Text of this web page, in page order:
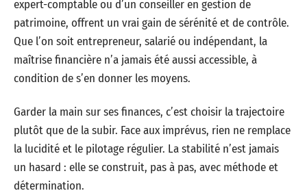
expert-comptable ou d’un conseiller en gestion de
patrimoine, offrent un vrai gain de sérénité et de contrôle.
Que l’on soit entrepreneur, salarié ou indépendant, la
maîtrise financière n’a jamais été aussi accessible, à
condition de s’en donner les moyens.
Garder la main sur ses finances, c’est choisir la trajectoire
plutôt que de la subir. Face aux imprévus, rien ne remplace
la lucidité et le pilotage régulier. La stabilité n’est jamais
un hasard : elle se construit, pas à pas, avec méthode et
détermination.